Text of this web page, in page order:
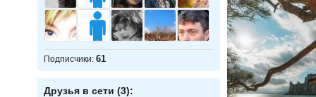
Подписчики:61
Друзья в сети (3):